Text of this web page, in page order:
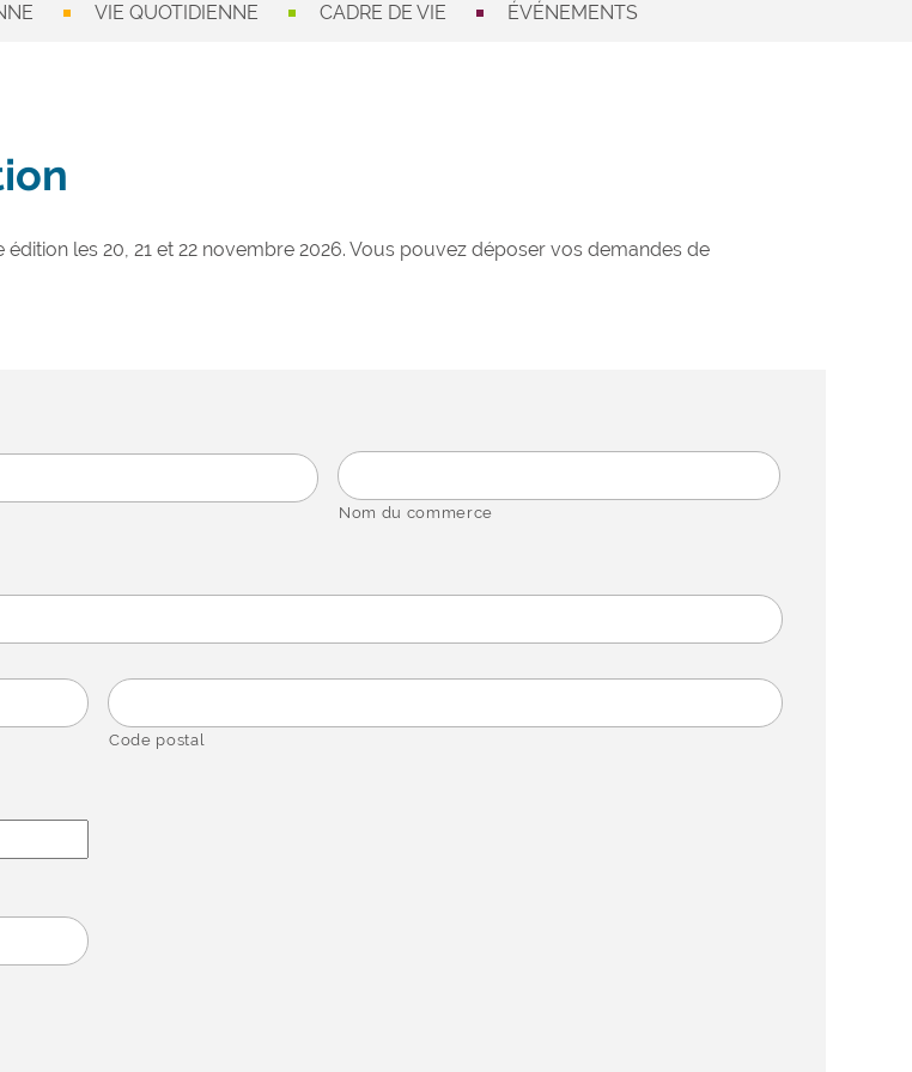
VIE QUOTIDIENNE CADRE DE VIE ÉVÉNEMENTS
les 20, 21 et 22 novembre 2026. Vous pouvez déposer vos demandes de
Nom du commerce
Code postal